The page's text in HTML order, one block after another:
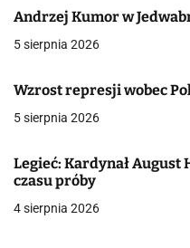
c
j
a
w
p
i
Andrzej Kumor w
5 sierpnia 2026
Wzrost represji wobec
5 sierpnia 2026
Legieć: Kardynał August
czasu próby
4 sierpnia 2026